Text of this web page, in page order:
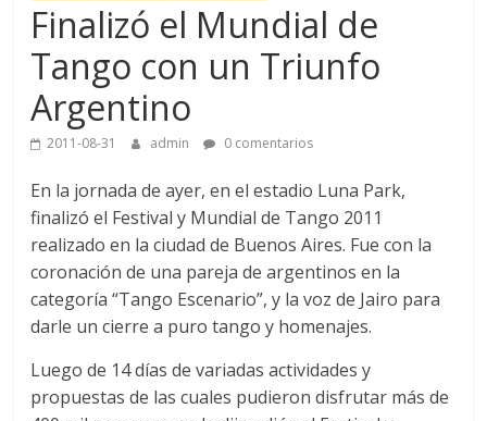
Finalizó el Mundial de
Tango con un Triunfo
Argentino
2011-08-31 admin 0 comentarios
En la jornada de ayer, en el estadio Luna Park,
finalizó el Festival y Mundial de Tango 2011
realizado en la ciudad de Buenos Aires. Fue con la
coronación de una pareja de argentinos en la
categoría “Tango Escenario”, y la voz de Jairo para
darle un cierre a puro tango y homenajes.
Luego de 14 días de variadas actividades y
propuestas de las cuales pudieron disfrutar más de